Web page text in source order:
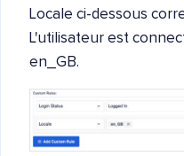
Locale ci-dessous
L'utilisateur est
en_GB.